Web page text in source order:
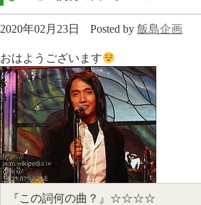
2020年02月23日 Posted by 飯島企画
おはようございます
『この詞何の曲？』☆☆☆☆